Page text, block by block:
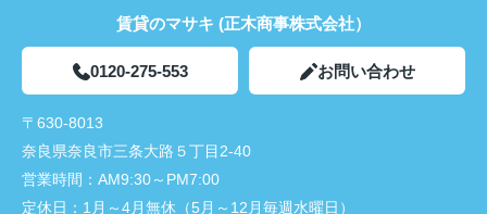
賃貸のマサキ (正木商事株式会社）
0120-275-553 お問い合わせ
〒630-8013
奈良県奈良市三条大路５丁目2-40
営業時間： AM9:30～PM7:00
定休日： 1月～4月無休（5月～12月毎週水曜日）